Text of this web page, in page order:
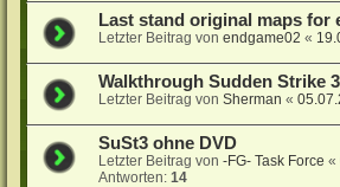
Last stand original maps for
Letzter Beitrag vonendgame02 «
Walkthrough Sudden Strike 3
Letzter Beitrag vonSherman «
SuSt3 ohne DVD
Letzter Beitrag von-FG- Task Force «
Antworten:14